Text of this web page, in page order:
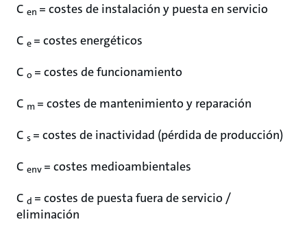
C en = costes de instalación y puesta en servicio
C e = costes energéticos
C o = costes de funcionamiento
C m = costes de mantenimiento y reparación
C s = costes de inactividad (pérdida de producción)
C env = costes medioambientales
C d = costes de puesta fuera de servicio /
eliminación